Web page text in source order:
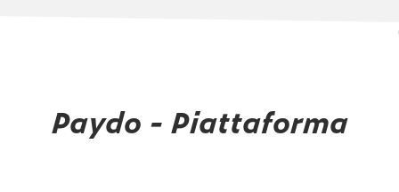
Paydo - Piattaforma